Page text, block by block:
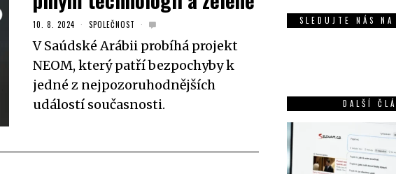
10. 8. 2024 SPOLEČNOST
V Saúdské Arábii probíhá projekt
NEOM, který patří bezpochyby k
jedné z nejpozoruhodnějších
událostí současnosti.
SLEDUJTE NÁS NA
DALŠÍ